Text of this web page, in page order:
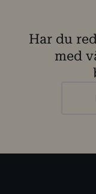
Har du
med